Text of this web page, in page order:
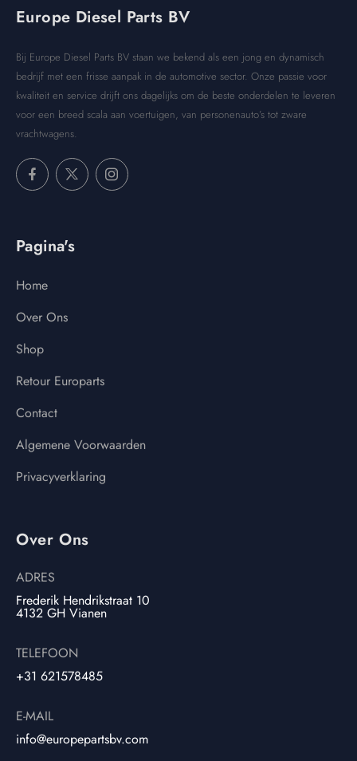
Europe Diesel Parts BV
Bij Europe Diesel Parts BV staan we bekend als een jong en dynamisch
bedrijf met een frisse aanpak in de automotive sector. Onze passie voor
kwaliteit en service drijft ons dagelijks om de beste onderdelen te leveren
voor een breed scala aan voertuigen, van personenauto’s tot zware
vrachtwagens.
Pagina's
Home
Over Ons
Shop
Retour Europarts
Contact
Algemene Voorwaarden
Privacyverklaring
Over Ons
ADRES
Frederik Hendrikstraat 10
4132 GH Vianen
TELEFOON
+31 621578485
E-MAIL
info@europepartsbv.com